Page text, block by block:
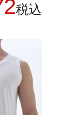
税込